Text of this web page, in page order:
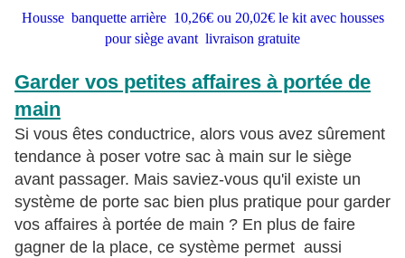
Housse banquette arrière 10,26€ ou 20,02€ le kit avec housses
pour siège avant livraison gratuite
Garder vos petites affaires à portée de
main
Si vous êtes conductrice, alors vous avez sûrement
tendance à poser votre sac à main sur le siège
avant passager. Mais saviez-vous qu'il existe un
système de porte sac bien plus pratique pour garder
vos affaires à portée de main ? En plus de faire
gagner de la place, ce système permet aussi